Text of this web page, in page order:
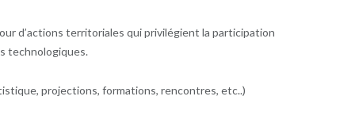
d’actions territoriales qui privilégient la participation
technologiques.
projections, formations, rencontres, etc..)